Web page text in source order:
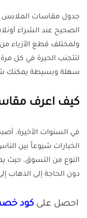
جدول مقاسات
الصحيح عند الشراء
ولمختلف قطع الأزياء من
لتتجنب الحيرة في كل
سهلة وبسيطة يمكنك
كيف اعرف
في السنوات الأخيرة،
الخيارات شيوعاً بين
النوع من التسوق،
دون الحاجة إلى الذهاب
احصل علىكود